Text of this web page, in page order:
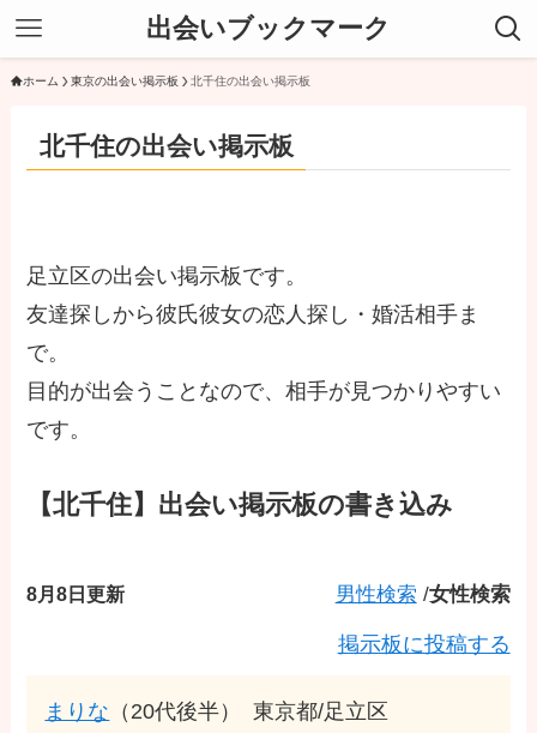
出会いブックマーク
ホーム 東京の出会い掲示板 北千住の出会い掲示板
北千住の出会い掲示板
足立区の出会い掲示板です。
友達探しから彼氏彼女の恋人探し・婚活相手ま
で。
目的が出会うことなので、相手が見つかりやすい
です。
【北千住】出会い掲示板の書き込み
8月8日更新 男性検索 /女性検索
掲示板に投稿する
まりな （20代後半）
東京都/足立区